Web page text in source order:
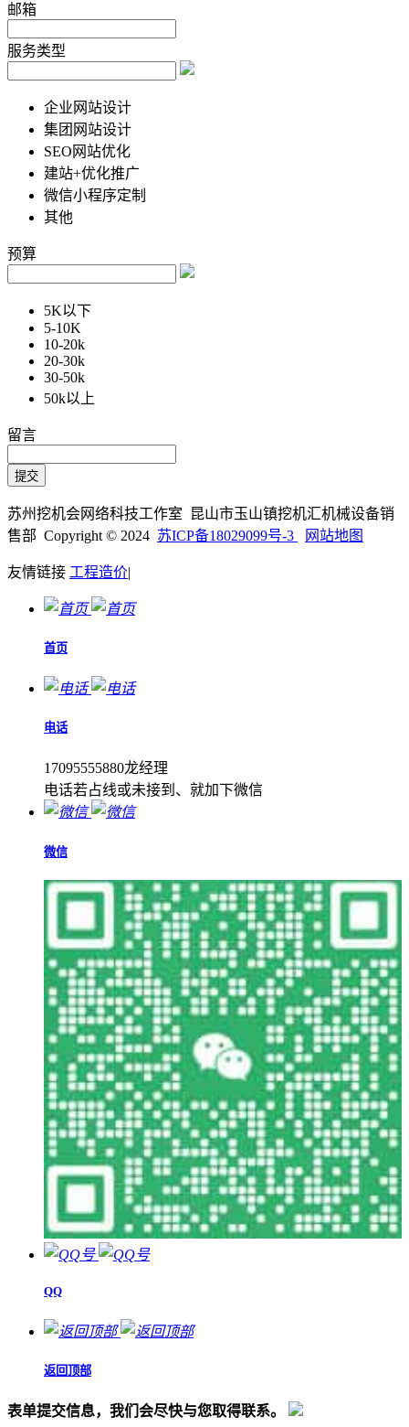
邮箱
服务类型
企业网站设计
集团网站设计
SEO网站优化
建站+优化推广
微信小程序定制
其他
预算
5K以下
5-10K
10-20k
20-30k
30-50k
50k以上
留言
苏州挖机会网络科技工作室 昆山市玉山镇挖机汇机械设备销
售部 Copyright © 2024 苏ICP备18029099号-3 网站地图
友情链接 工程造价|
首页
电话
17095555880龙经理
电话若占线或未接到、就加下微信
微信
QQ
返回顶部
表单提交信息，我们会尽快与您取得联系。